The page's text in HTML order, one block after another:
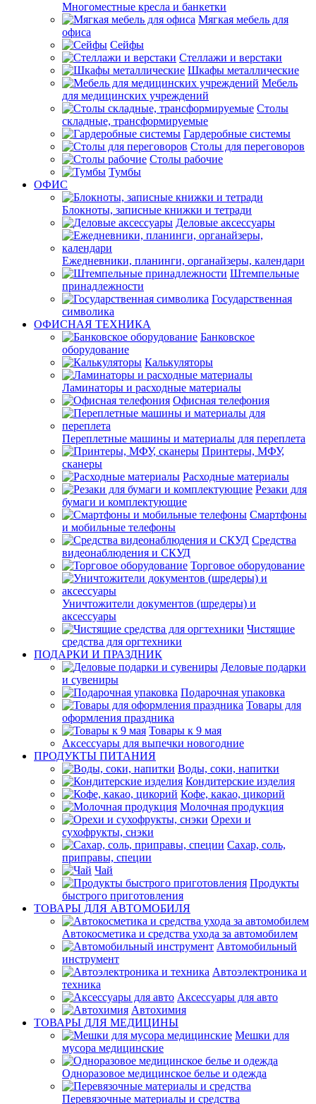
Многоместные кресла и банкетки
Мягкая мебель для
офиса
Сейфы
Стеллажи и верстаки
Шкафы металлические
Мебель
для медицинских учреждений
Столы
складные, трансформируемые
Гардеробные системы
Столы для переговоров
Столы рабочие
Тумбы
ОФИС
Блокноты, записные книжки и тетради
Деловые аксессуары
Ежедневники, планинги, органайзеры, календари
Штемпельные
принадлежности
Государственная
символика
ОФИСНАЯ ТЕХНИКА
Банковское
оборудование
Калькуляторы
Ламинаторы и расходные материалы
Офисная телефония
Переплетные машины и материалы для переплета
Принтеры, МФУ,
сканеры
Расходные материалы
Резаки для
бумаги и комплектующие
Смартфоны
и мобильные телефоны
Средства
видеонаблюдения и СКУД
Торговое оборудование
Уничтожители документов (шредеры) и
аксессуары
Чистящие
средства для оргтехники
ПОДАРКИ И ПРАЗДНИК
Деловые подарки
и сувениры
Подарочная упаковка
Товары для
оформления праздника
Товары к 9 мая
Аксессуары для выпечки новогодние
ПРОДУКТЫ ПИТАНИЯ
Воды, соки, напитки
Кондитерские изделия
Кофе, какао, цикорий
Молочная продукция
Орехи и
сухофрукты, снэки
Сахар, соль,
приправы, специи
Чай
Продукты
быстрого приготовления
ТОВАРЫ ДЛЯ АВТОМОБИЛЯ
Автокосметика и средства ухода за автомобилем
Автомобильный
инструмент
Автоэлектроника и
техника
Аксессуары для авто
Автохимия
ТОВАРЫ ДЛЯ МЕДИЦИНЫ
Мешки для
мусора медицинские
Одноразовое медицинское белье и одежда
Перевязочные материалы и средства